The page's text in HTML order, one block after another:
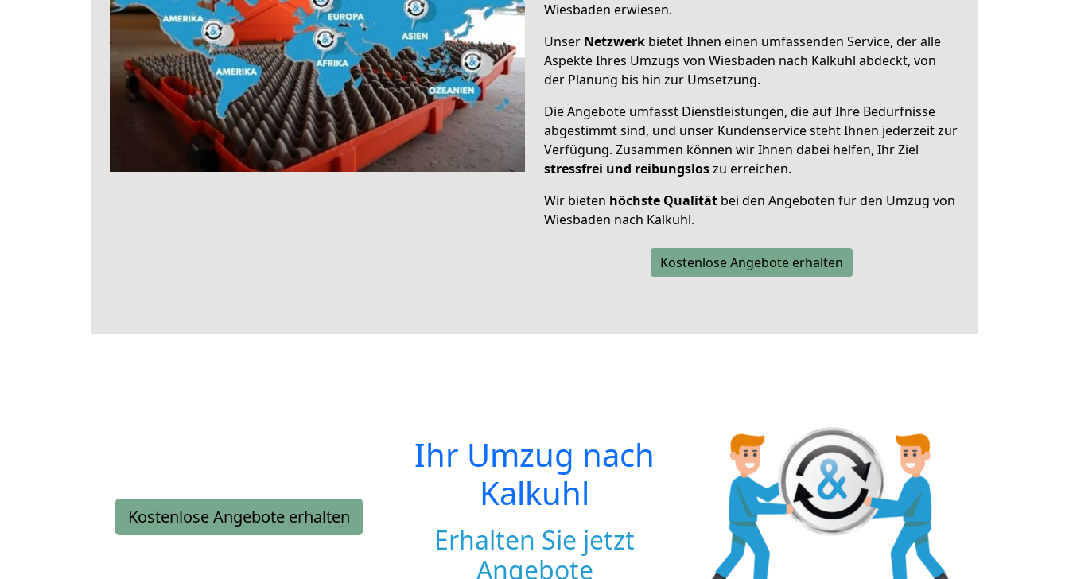
Wiesbaden erwiesen.
Unser Netzwerk bietet Ihnen einen umfassenden Service, der alle
Aspekte Ihres Umzugs von Wiesbaden nach Kalkuhl abdeckt, von
der Planung bis hin zur Umsetzung.
Die Angebote umfasst Dienstleistungen, die auf Ihre Bedürfnisse
abgestimmt sind, und unser Kundenservice steht Ihnen jederzeit zur
Verfügung. Zusammen können wir Ihnen dabei helfen, Ihr Ziel
stressfrei und reibungsloszu erreichen.
Wir bieten höchste Qualität bei den Angeboten für den Umzug von
Wiesbaden nach Kalkuhl.
Kostenlose Angebote erhalten
Kostenlose Angebote erhalten
Ihr Umzug nach
Kalkuhl
Erhalten Sie jetzt
Angebote